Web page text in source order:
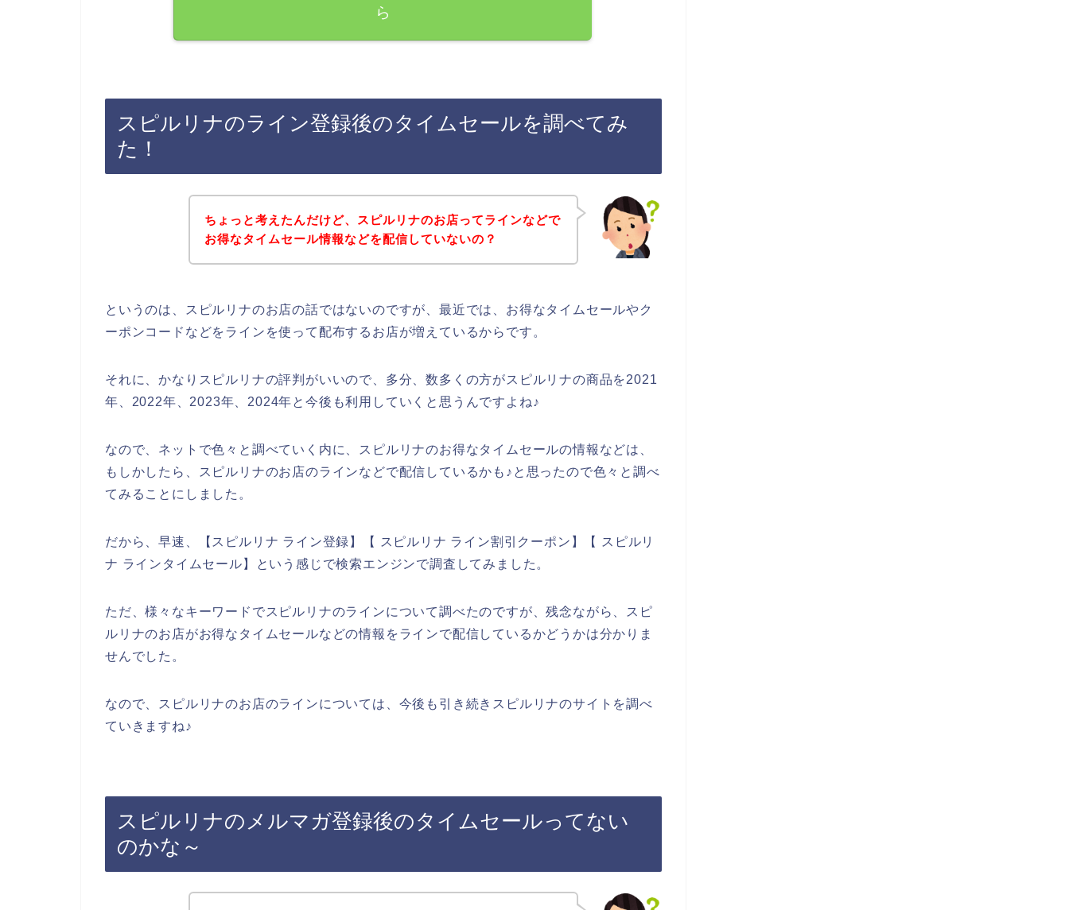
ら
スピルリナのライン登録後のタイムセールを調べてみ
た！
ちょっと考えたんだけど、スピルリナのお店ってラインなどで
お得なタイムセール情報などを配信していないの？
というのは、スピルリナのお店の話ではないのですが、最近では、お得なタイムセールやク
ーポンコードなどをラインを使って配布するお店が増えているからです。
それに、かなりスピルリナの評判がいいので、多分、数多くの方がスピルリナの商品を2021
年、2022年、2023年、2024年と今後も利用していくと思うんですよね♪
なので、ネットで色々と調べていく内に、スピルリナのお得なタイムセールの情報などは、
もしかしたら、スピルリナのお店のラインなどで配信しているかも♪と思ったので色々と調べ
てみることにしました。
だから、早速、【スピルリナ ライン登録】【 スピルリナ ライン割引クーポン】【 スピルリ
ナ ラインタイムセール】という感じで検索エンジンで調査してみました。
ただ、様々なキーワードでスピルリナのラインについて調べたのですが、残念ながら、スピ
ルリナのお店がお得なタイムセールなどの情報をラインで配信しているかどうかは分かりま
せんでした。
なので、スピルリナのお店のラインについては、今後も引き続きスピルリナのサイトを調べ
ていきますね♪
スピルリナのメルマガ登録後のタイムセールってない
のかな～